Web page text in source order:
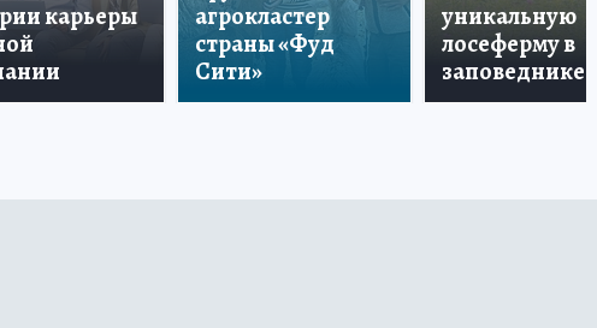
карьеры
агрокластер
страны «Фуд
Сити»
уникальную
лосеферму в
заповеднике!